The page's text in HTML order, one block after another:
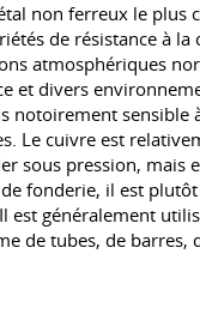
non ferreux le plus
de résistance à la
atmosphériques
et divers
notoirement sensible
Le cuivre est
sous pression, mais
fonderie, il est
est généralement
de tubes, de barres,